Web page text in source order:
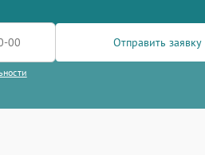
Отправить